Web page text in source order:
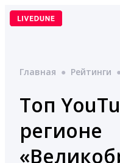
Перейти
Главная ● Рейтинги ●
Топ
регионе